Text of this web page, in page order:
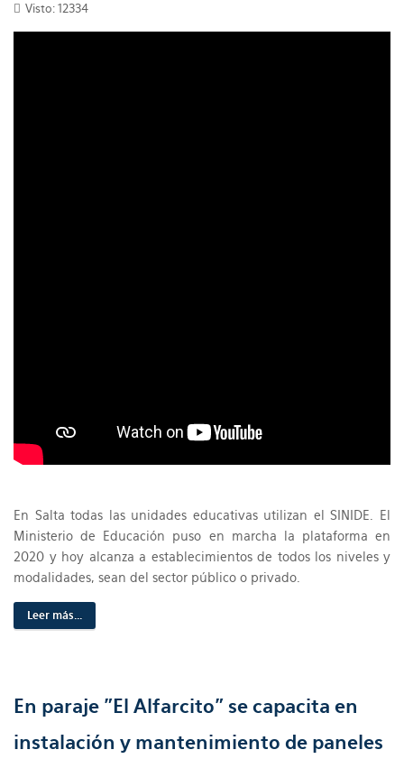
Visto: 12334
En Salta todas las unidades educativas utilizan el SINIDE. El
Ministerio de Educación puso en marcha la plataforma en
2020 y hoy alcanza a establecimientos de todos los niveles y
modalidades, sean del sector público o privado.
Leer más...
En paraje "El Alfarcito" se capacita en
instalación y mantenimiento de paneles